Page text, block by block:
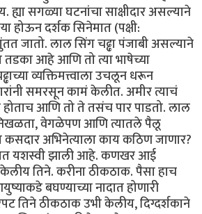
सगळ्या घटनांचा साक्षीदार असल्याने
होऊन दर्शक सिनेमात (पक्षी:
जातो. लाल सिंग चढ्ढा पंजाबी असल्याने
तडका आहे आणि तो त्या भाषेच्या
व्यक्तिमत्त्वाला उचलून धरून
समरसून कामं केलीत. अमीर त्याचं
आणि तो ते तसंच पार पाडतो. लाल
निखळता, वेगळेपण आणि त्यातले पैलू
अभिनेत्याला काय कठिण जाणार?
यशस्वी झाली आहे. कणखर आई
तिने. करीना ठीकठाक. पैसा हाच
बघण्याच्या नादात होणारी
तिने ठीकठाक उभी केलीय, दिग्दर्शकाने